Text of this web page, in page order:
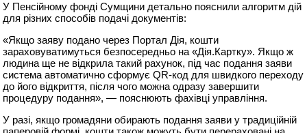
У Пенсійному фонді Сумщини детально пояснили алгоритм дій
для різних способів подачі документів:
«Якщо заяву подано через Портал Дія, кошти
зараховуватимуться безпосередньо на «Дія.Картку». Якщо ж
людина ще не відкрила такий рахунок, під час подання заяви
система автоматично сформує QR-код для швидкого переходу
до його відкриття, після чого можна одразу завершити
процедуру подання», — пояснюють фахівці управління.
У разі, якщо громадяни обирають подання заяви у традиційній